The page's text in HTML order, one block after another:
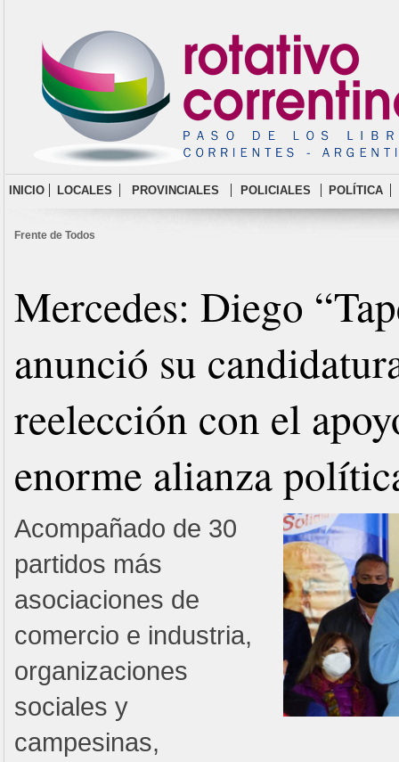
INICIO LOCALES PROVINCIALES POLICIALES POLÍTICA
Frente de Todos
Mercedes: Diego
anunció su
reelección con el
enorme alianza
Acompañado de 30
partidos más
asociaciones de
comercio e industria,
organizaciones
sociales y
campesinas,